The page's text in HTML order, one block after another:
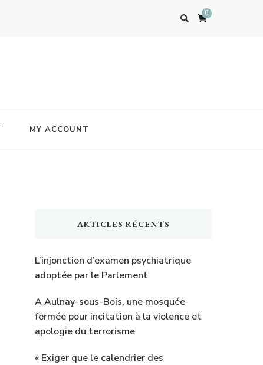
0
MY ACCOUNT
ARTICLES RÉCENTS
L’injonction d’examen psychiatrique
adoptée par le Parlement
A Aulnay-sous-Bois, une mosquée
fermée pour incitation à la violence et
apologie du terrorisme
« Exiger que le calendrier des